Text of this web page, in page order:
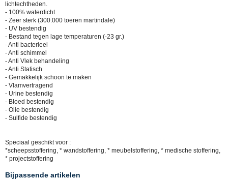
lichtechtheden.
- 100% waterdicht
- Zeer sterk (300.000 toeren martindale)
- UV bestendig
- Bestand tegen lage temperaturen (-23 gr.)
- Anti bacterieel
- Anti schimmel
- Anti Vlek behandeling
- Anti Statisch
- Gemakkelijk schoon te maken
- Vlamvertragend
- Urine bestendig
- Bloed bestendig
- Olie bestendig
- Sulfide bestendig
Speciaal geschikt voor :
*scheepsstoffering, * wandstoffering, * meubelstoffering, * medische stoffering,
* projectstoffering
Bijpassende artikelen